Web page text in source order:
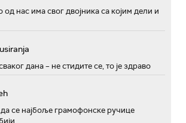
од нас има свог двојника са којим дели и
дана – не стидите се, то је здраво
се најбоље грамофонске ручице